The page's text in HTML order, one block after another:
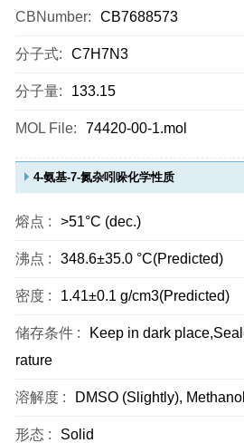
CBNumber: CB7688573
分子式: C7H7N3
分子量: 133.15
MOL File: 74420-00-1.mol
4-氨基-7-氮杂吲哚化学性质
熔点 : >51°C (dec.)
沸点 : 348.6±35.0 °C(Predicted)
密度 : 1.41±0.1 g/cm3(Predicted)
储存条件 :
Keep in dark
rature
溶解度 : DMSO (Slightly),
形态 : Solid